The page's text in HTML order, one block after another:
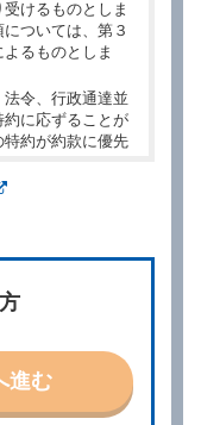
けるものとしま
ついては、第３
るものとしま
令、行政通達並
に応ずることが
約が約款に優先
に定める方法に
いいます。）を明
ます。なお、当
る予約に応じま
進む